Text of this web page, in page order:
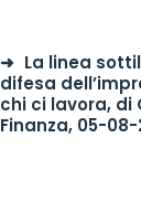
La linea
difesa
chi ci lavora, di
Finanza, 05-08-